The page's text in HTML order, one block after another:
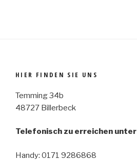
HIER FINDEN SIE UNS
Temming 34b
48727 Billerbeck
Telefonisch zu erreichen unter
Handy: 0171 9286868